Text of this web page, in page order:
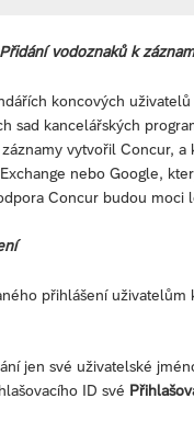
vodoznaků k
koncových
sad kancelářských
vytvořil Concur,
nebo Google,
Concur budou
přihlášení
jen své uživatelské
ID své